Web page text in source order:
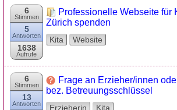
6
Stimmen
5
Antworten
1638
Aufrufe
Professionelle Webseite für
Zürich spenden
Kita Website
6
Stimmen
13
Antworten
Frage an Erzieher/innen
bez. Betreuungsschlüssel
Erzieherin Kita